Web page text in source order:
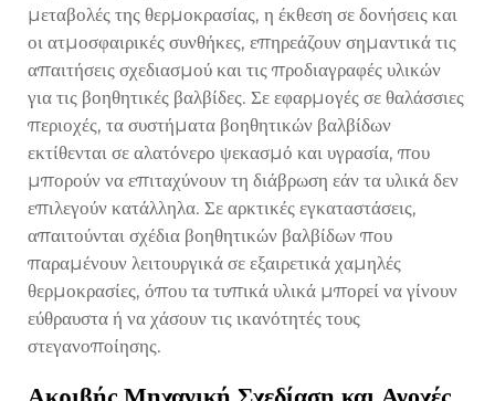
μεταβολές της θερμοκρασίας, η έκθεση σε δονήσεις και
οι ατμοσφαιρικές συνθήκες, επηρεάζουν σημαντικά τις
απαιτήσεις σχεδιασμού και τις προδιαγραφές υλικών
για τις βοηθητικές βαλβίδες. Σε εφαρμογές σε θαλάσσιες
περιοχές, τα συστήματα βοηθητικών βαλβίδων
εκτίθενται σε αλατόνερο ψεκασμό και υγρασία, που
μπορούν να επιταχύνουν τη διάβρωση εάν τα υλικά δεν
επιλεγούν κατάλληλα. Σε αρκτικές εγκαταστάσεις,
απαιτούνται σχέδια βοηθητικών βαλβίδων που
παραμένουν λειτουργικά σε εξαιρετικά χαμηλές
θερμοκρασίες, όπου τα τυπικά υλικά μπορεί να γίνουν
εύθραυστα ή να χάσουν τις ικανότητές τους
στεγανοποίησης.